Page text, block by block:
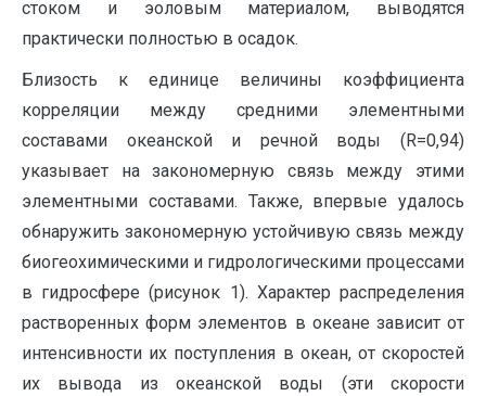
стоком и эоловым материалом, выводятся
практически полностью в осадок.
Близость к единице величины коэффициента
корреляции между средними элементными
составами океанской и речной воды (R=0,94)
указывает на закономерную связь между этими
элементными составами. Также, впервые удалось
обнаружить закономерную устойчивую связь между
биогеохимическими и гидрологическими процессами
в гидросфере (рисунок 1). Характер распределения
растворенных форм элементов в океане зависит от
интенсивности их поступления в океан, от скоростей
их вывода из океанской воды (эти скорости